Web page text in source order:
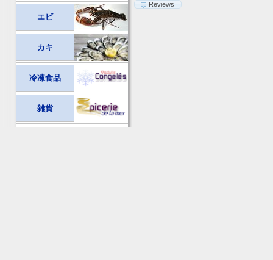
Reviews
エビ
カキ
冷凍食品
雑貨